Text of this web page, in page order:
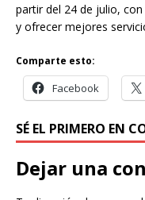
partir del 24 de julio,
y ofrecer mejores
Comparte esto:
Facebook
SÉ EL PRIMERO EN
Dejar una